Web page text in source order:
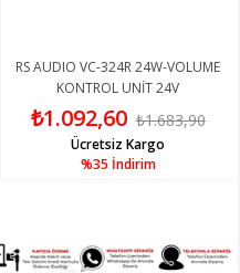
RS AUDIO VC-324R 24W-VOLUME
KONTROL UNİT 24V
₺1.092,60 ₺1.683,90
%35 İndirim
Ücretsiz Kargo